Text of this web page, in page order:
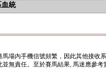
血統
場內手機信號頻繁，因此其他接收
無責任。至於賽馬結果, 馬迷應參考